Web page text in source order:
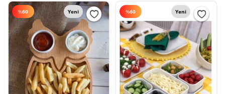
%60 Yeni %60 Yeni